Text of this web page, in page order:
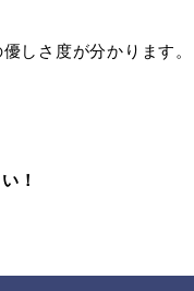
しさ度が分かります。
！